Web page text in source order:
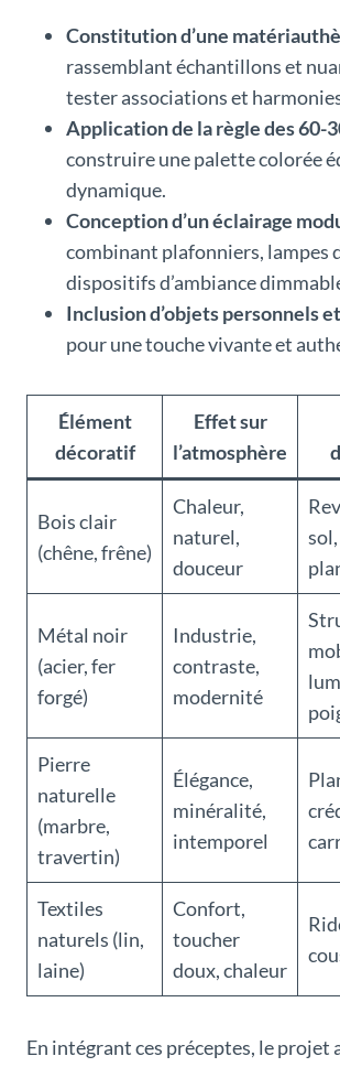
Constitution d’une
rassemblant échantillons et
tester associations et
Application de la règle des 60-
construire une palette colorée
dynamique.
Conception d’un éclairage
combinant plafonniers, lampes
dispositifs d’ambiance
Inclusion d’objets personnels
pour une touche vivante et
Élément
décoratif
Effet sur
l’atmosphère
Bois clair
(chêne, frêne)
Chaleur,
naturel,
douceur
Métal noir
(acier, fer
forgé)
Industrie,
contraste,
modernité
Pierre
naturelle
(marbre,
travertin)
Élégance,
minéralité,
intemporel
Textiles
naturels (lin,
laine)
Confort,
toucher
doux, chaleur
En intégrant ces préceptes, le projet